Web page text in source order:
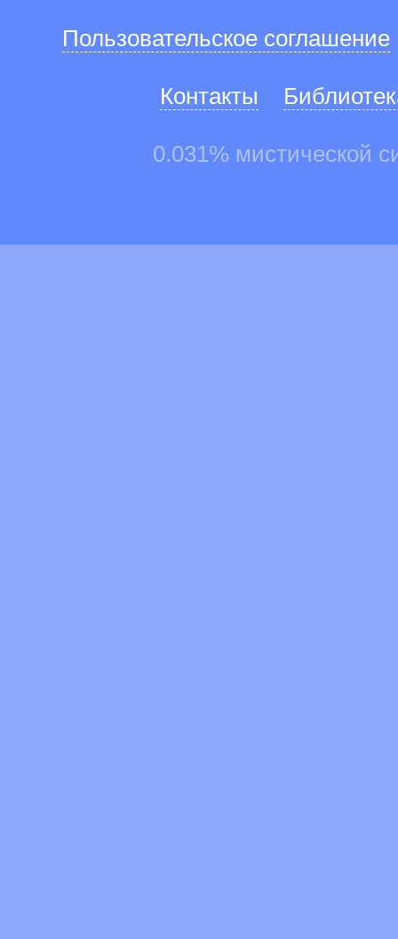
Пользовательское соглашение
Контакты
0.031% мистической